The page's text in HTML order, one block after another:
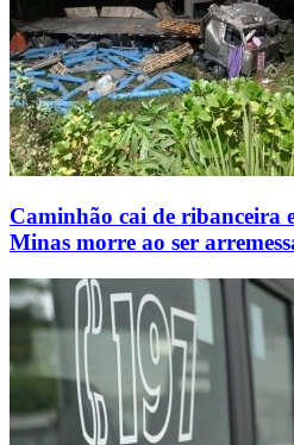
Caminhão cai de ribanceira
Minas morre ao ser